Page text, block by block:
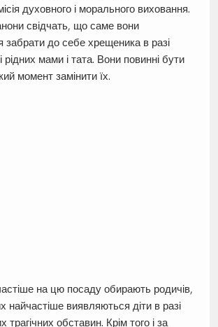
духовного і морального виховання.
свідчать, що саме вони
забрати до себе хрещеника в разі
рідних мами і тата. Вони повинні бути
момент замінити їх.
на цю посаду обирають родичів,
найчастіше виявляються діти в разі
трагічних обставин. Крім того і за